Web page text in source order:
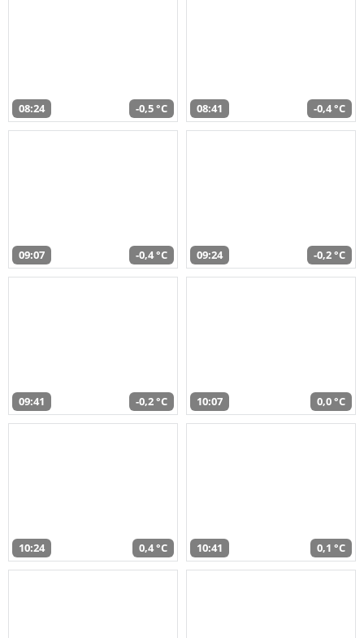
08:24 -0,5 °C 08:41 -0,4 °C
09:07 -0,4 °C 09:24 -0,2 °C
09:41 -0,2 °C 10:07 0,0 °C
10:24 0,4 °C 10:41 0,1 °C